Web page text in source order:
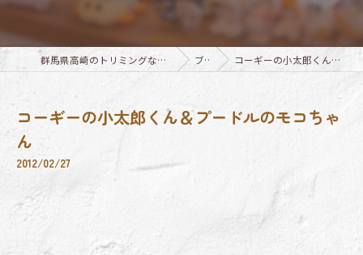
群馬県高崎のトリミングならTrimming Salon E-basho ブログ コーギーの小太郎くん＆プードルのモコちゃん
コーギーの小太郎くん＆プードルのモコちゃ
ん
2012/02/27